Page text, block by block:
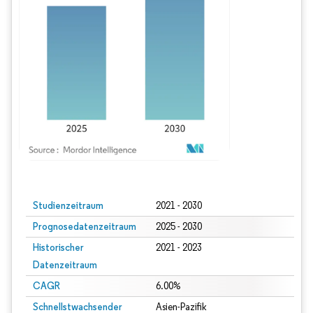
Studienzeitraum 2021 - 2030
Prognosedatenzeitraum 2025 - 2030
Historischer
Datenzeitraum
2021 - 2023
CAGR 6.00%
Schnellstwachsender
Asien-Pazifik